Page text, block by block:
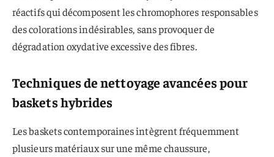
réactifs qui décomposent les chromophores responsables
des colorations indésirables, sans provoquer de
dégradation oxydative excessive des fibres.
Techniques de nettoyage avancées pour
baskets hybrides
Les baskets contemporaines intègrent fréquemment
plusieurs matériaux sur une même chaussure,